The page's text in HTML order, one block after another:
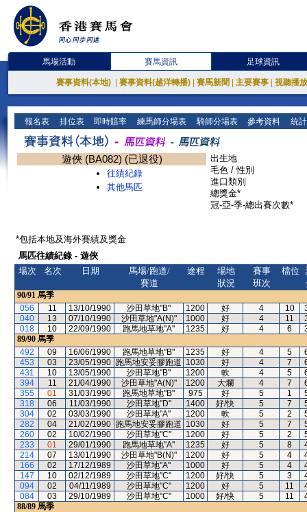
馬場活動 賽馬資訊 足球資訊
賽事資料(本地) 賽事資料(越洋轉播) 賽馬新聞 主要賽事 視聽播
報名表 排位表 即時賠率 練馬師分場表 騎師分場表 參考資料 統
遊俠 (BA082) (已退役)
往績紀錄
其他馬匹
出生地
毛色 / 性別
進口類別
總獎金*
冠-亞-季-總出賽次數*
*包括本地及海外賽績及獎金
馬匹往績紀錄 - 遊俠
場次
名次 日期
馬場/跑道/
賽道
途程
場地
狀況
賽事
班次
檔位
90/91 馬季
056
11 13/10/1990 沙田草地"B" 1200 好 4 10
040
13 07/10/1990 沙田草地"A(N)" 1000 好 4 11
018
10 22/09/1990 跑馬地草地"A" 1235 好 4 6
89/90 馬季
492
09 16/06/1990 跑馬地草地"B" 1235 好 4 5
453
03 23/05/1990 跑馬地安妥膠跑道 1030 好 4 7
431
10 13/05/1990 沙田草地"B" 1200 軟 4 5
394
11 21/04/1990 沙田草地"A(N)" 1200 大爛 4 7
355
01 31/03/1990 跑馬地草地"B" 975 好 5 1
318
06 11/03/1990 沙田草地"D" 1400 好/快 5 7
304
02 03/03/1990 沙田草地"A" 1200 軟 5 2
282
04 21/02/1990 跑馬地安妥膠跑道 1030 好 5 7
260
02 10/02/1990 沙田草地"C" 1200 好 5 2
233
01 29/01/1990 跑馬地草地"A" 1235 好 5 8
214
07 13/01/1990 沙田草地"B(N)" 1200 好 5 4
166
02 17/12/1989 沙田草地"A" 1000 好 5 4
147
10 02/12/1989 沙田草地"C" 1200 好/快 5 3
094
02 04/11/1989 沙田草地"C" 1200 好 5 11
084
03 29/10/1989 沙田草地"C" 1000 好/快 5 11
88/89 馬季